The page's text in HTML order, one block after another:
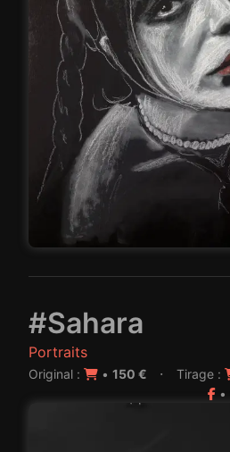
#Sahara
Portraits
Original : • 150 € · Tirage :
•